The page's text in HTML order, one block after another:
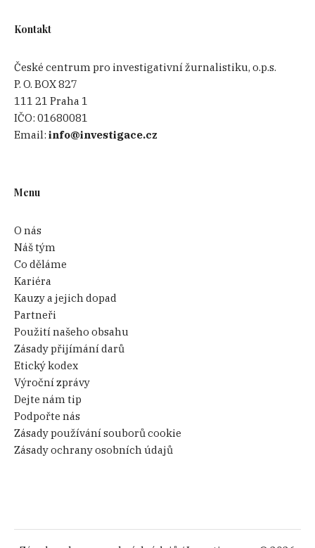
Kontakt
České centrum pro investigativní žurnalistiku, o.p.s.
P. O. BOX 827
111 21 Praha 1
IČO:01680081
Email:info@investigace.cz
Menu
O nás
Náš tým
Co děláme
Kariéra
Kauzy a jejich dopad
Partneři
Použití našeho obsahu
Zásady přijímání darů
Etický kodex
Výroční zprávy
Dejte nám tip
Podpořte nás
Zásady používání souborů cookie
Zásady ochrany osobních údajů